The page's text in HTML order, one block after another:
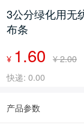
3公分绿化用无
布条
¥ 1.60
¥ 2.00
快递: 0.00
产品参数